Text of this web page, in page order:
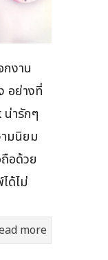
งาน
อย่างที่
ารักๆ
มนิยม
อด้วย
ด้ไม่
more